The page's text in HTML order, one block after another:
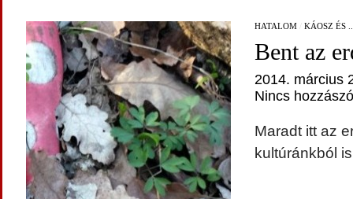
HATALOM/ KÁOSZ ÉS
Bent az
2014. március
Nincs
Maradt itt az
kultúránkból